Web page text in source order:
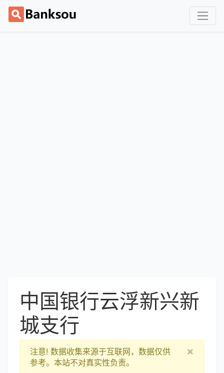
中国银行云浮新兴新
城支行
注意! 数据收集来源于互联网，数据仅供
参考。本站不对真实性负责。
×